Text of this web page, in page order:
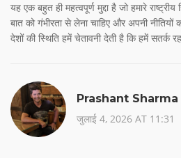
यह एक बहुत ही महत्वपूर्ण मुद्दा है जो हमारे
बात को गंभीरता से लेना चाहिए और अपनी नीतियों
देशों की स्थिति हमें चेतावनी देती है कि हमें सतर्क
Prashant Sharma
जुलाई 4, 2026 AT 11:31